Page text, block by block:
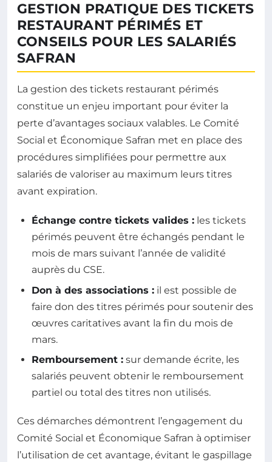
GESTION PRATIQUE DES TICKETS
RESTAURANT PÉRIMÉS ET
CONSEILS POUR LES SALARIÉS
SAFRAN
La gestion des tickets restaurant périmés
constitue un enjeu important pour éviter la
perte d’avantages sociaux valables. Le Comité
Social et Économique Safran met en place des
procédures simplifiées pour permettre aux
salariés de valoriser au maximum leurs titres
avant expiration.
Échange contre tickets valides : les tickets
périmés peuvent être échangés pendant le
mois de mars suivant l’année de validité
auprès du CSE.
Don à des associations : il est possible de
faire don des titres périmés pour soutenir des
œuvres caritatives avant la fin du mois de
mars.
Remboursement : sur demande écrite, les
salariés peuvent obtenir le remboursement
partiel ou total des titres non utilisés.
Ces démarches démontrent l’engagement du
Comité Social et Économique Safran à optimiser
l’utilisation de cet avantage, évitant le gaspillage